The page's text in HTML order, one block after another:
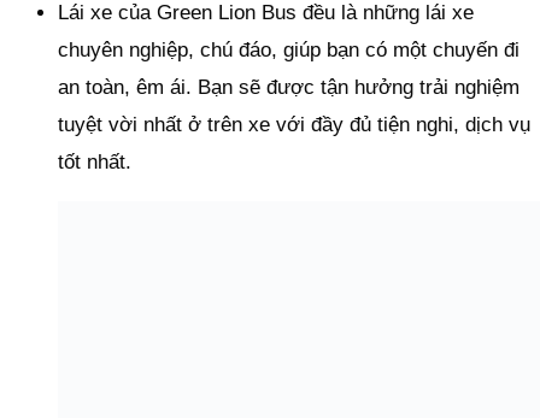
Lái xe của Green Lion Bus đều là những lái xe
chuyên nghiệp, chú đáo, giúp bạn có một chuyến đi
an toàn, êm ái. Bạn sẽ được tận hưởng trải nghiệm
tuyệt vời nhất ở trên xe với đầy đủ tiện nghi, dịch vụ
tốt nhất.